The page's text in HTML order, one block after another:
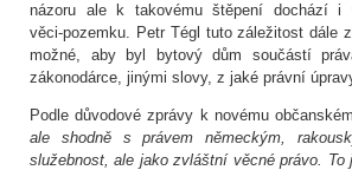
názoru ale k takovému štěpení dochází
věci‑pozemku. Petr Tégl tuto záležitost dále
možné, aby byl bytový dům součástí
zákonodárce, jinými slovy, z jaké právní
Podle důvodové zprávy k novému
ale shodně s právem německým,
služebnost, ale jako zvláštní věcné právo.